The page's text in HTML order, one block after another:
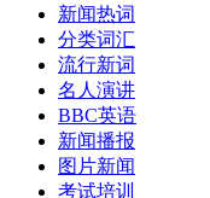
新闻热词
分类词汇
流行新词
名人演讲
BBC英语
新闻播报
图片新闻
考试培训